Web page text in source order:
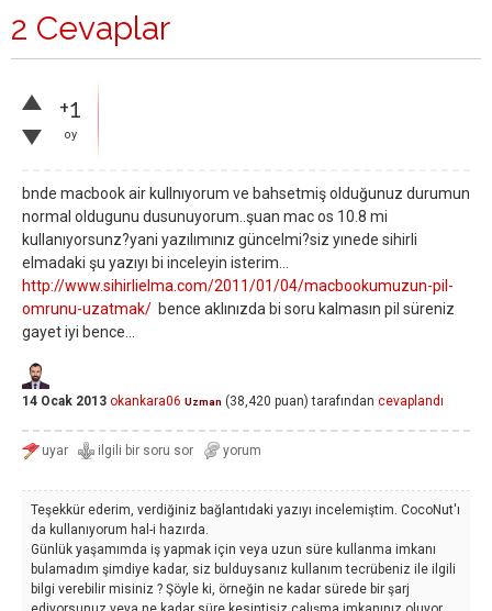
2 Cevaplar
+1
oy
bnde macbook air kullnıyorum ve bahsetmiş olduğunuz durumun
normal oldugunu dusunuyorum..şuan mac os 10.8 mi
kullanıyorsunz?yani yazılımınız güncelmi?siz yınede sihirli
elmadaki şu yazıyı bi inceleyin isterim...
http://www.sihirlielma.com/2011/01/04/macbookumuzun-pil-
omrunu-uzatmak/ bence aklınızda bi soru kalmasın pil süreniz
gayet iyi bence...
14 Ocak 2013 okankara06 Uzman (38,420 puan) tarafından cevaplandı
Teşekkür ederim, verdiğiniz bağlantıdaki yazıyı incelemiştim. CocoNut'ı
da kullanıyorum hal-i hazırda.
Günlük yaşamımda iş yapmak için veya uzun süre kullanma imkanı
bulamadım şimdiye kadar, siz bulduysanız kullanım tecrübeniz ile ilgili
bilgi verebilir misiniz ? Şöyle ki, örneğin ne kadar sürede bir şarj